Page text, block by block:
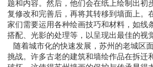
题和内容。然后，他们会在纸上绘制出初
复修改和完善后，再将其转移到墙面上。
家们需要运用各种绘画技巧和材料，如线
搭配、光影的处理等，以呈现出最佳的视
随着城市化的快速发展，苏州的老城区
挑战。许多古老的建筑和墙绘作品在拆迁